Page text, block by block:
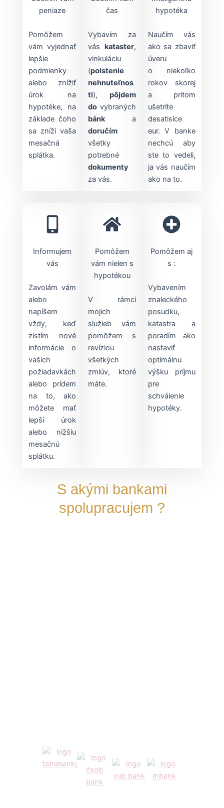
peniaze
Pomôžem
vám vyjednať
lepšie
podmienky
alebo znížiť
úrok na
hypotéke, na
základe čoho
sa zníži vaša
mesačná
splátka.
čas
Vybavím za
vás kataster,
vinkuláciu
(poistenie
nehnuteľnos
ti), pôjdem
do vybraných
bánka
doručím
všetky
potrebné
dokumenty
za vás.
hypotéka
Naučím vás
ako sa zbaviť
úveru
o niekoľko
rokov skorej
a pritom
ušetríte
desatisíce
eur. V banke
nechcú aby
ste to vedeli,
ja vás naučím
ako na to.
Informujem
vás
Zavolám vám
alebo
napíšem
vždy, keď
zistím nové
informácie o
vašich
požiadavkách
alebo prídem
na to, ako
môžete mať
lepší úrok
alebo nižšiu
mesačnú
splátku.
Pomôžem
vám nielen s
hypotékou
V rámci
mojich
služieb vám
pomôžem s
revíziou
všetkých
zmlúv, ktoré
máte.
Pomôžem aj
s :
Vybavením
znaleckého
posudku,
katastra a
poradím ako
nastaviť
optimálnu
výšku príjmu
pre
schválenie
hypotéky.
S akými bankami
spolupracujem ?